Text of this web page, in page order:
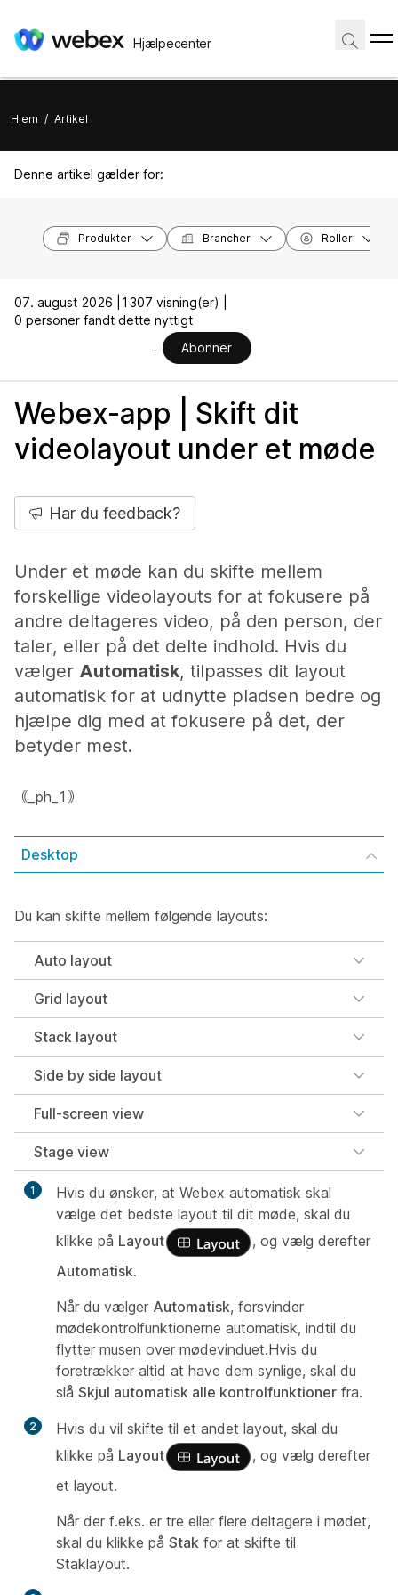
Hjælpecenter
Hjem / Artikel
Denne artikel gælder for:
Produkter Brancher Roller
07. august 2026 |
1307 visning(er) |
0 personer fandt dette nyttigt
Abonner
Webex-app | Skift dit
videolayout under et møde
Har du feedback?
Under et møde kan du skifte mellem
forskellige videolayouts for at fokusere på
andre deltageres video, på den person, der
taler, eller på det delte indhold. Hvis du
vælger Automatisk, tilpasses dit layout
automatisk for at udnytte pladsen bedre og
hjælpe dig med at fokusere på det, der
betyder mest.
｟_ph_1｠
Desktop
Du kan skifte mellem følgende layouts:
Auto layout
Grid layout
Stack layout
Side by side layout
Full-screen view
Stage view
1
Hvis du ønsker, at Webex automatisk skal
vælge det bedste layout til dit møde, skal du
klikke på Layout
, og vælg derefter
Automatisk.
Når du vælger Automatisk, forsvinder
mødekontrolfunktionerne automatisk, indtil du
flytter musen over mødevinduet.Hvis du
foretrækker altid at have dem synlige, skal du
slå Skjul automatisk alle kontrolfunktioner fra.
2
Hvis du vil skifte til et andet layout, skal du
klikke på Layout
, og vælg derefter
et layout.
Når der f.eks. er tre eller flere deltagere i mødet,
skal du klikke på Stak for at skifte til
Staklayout.